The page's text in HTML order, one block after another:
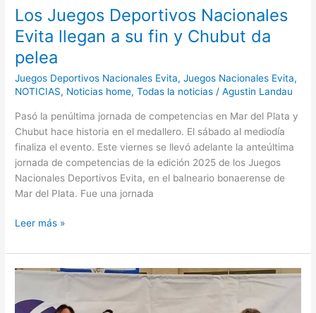
Los Juegos Deportivos Nacionales
Evita llegan a su fin y Chubut da
pelea
Juegos Deportivos Nacionales Evita,Juegos Nacionales Evita,
NOTICIAS, Noticias home,Todas la noticias /Agustin Landau
Pasó la penúltima jornada de competencias en Mar del Plata y
Chubut hace historia en el medallero. El sábado al mediodía
finaliza el evento. Este viernes se llevó adelante la anteúltima
jornada de competencias de la edición 2025 de los Juegos
Nacionales Deportivos Evita, en el balneario bonaerense de
Mar del Plata. Fue una jornada
Leer más »
Los
Deportivos